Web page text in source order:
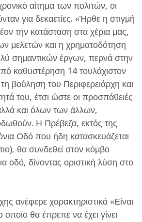
αίτημα των πολιτών, οι
για δεκαετίες. «Ήρθε η στιγμή
την κατάσταση στα χέρια μας,
μελετών και η χρηματοδότηση
σημαντικών έργων, περνά στην
καθυστέρηση 14 τουλάχιστον
βούληση του Περιφερειάρχη και
του, έτσι ώστε οι προσπάθειές
και όλων των άλλων,
Η Πρέβεζα, εκτός της
Οδό που ήδη κατασκευάζεται
θα συνδεθεί στον κόμβο
οδό, δίνοντας οριστική λύση στο
ανέφερε χαρακτηριστικά «Είναι
θα έπρεπε να έχει γίνει